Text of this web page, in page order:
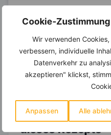
Cookie-
Wir verwenden
verbessern, individuelle
Datenverkehr zu
akzeptieren" klickst,
Anpassen Alle
Wochenplaner,
Entdecke die invikoo-
viele hilfreiche und zeitsparende
um Deine Ernährung optimal zu
Erfahre mehr
dieses Rezepts